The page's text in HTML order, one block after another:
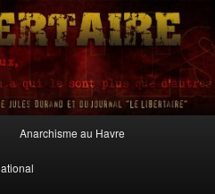
Anarchisme au Havre